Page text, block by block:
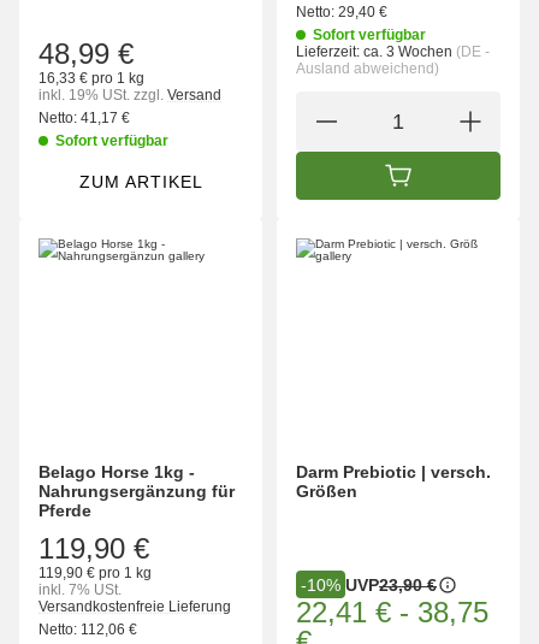
48,99 €
16,33 € pro 1 kg
inkl. 19% USt. zzgl. Versand
Netto: 41,17 €
Sofort verfügbar
ZUM ARTIKEL
Netto: 29,40 €
Sofort verfügbar
Lieferzeit: ca. 3 Wochen (DE -
Ausland abweichend)
IN DEN
Belago Horse 1kg -
Nahrungsergänzung für
Pferde
119,90 €
119,90 € pro 1 kg
inkl. 7% USt.
Versandkostenfreie Lieferung
Netto: 112,06 €
Darm Prebiotic | versch.
Größen
-10% UVP23,90 €
22,41 € - 38,75